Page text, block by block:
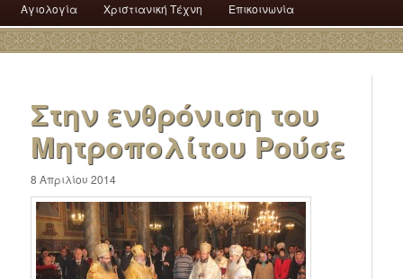
Αγιολογία Χριστιανική Τέχνη Επικοινωνία
Στην ενθρόνιση του
Μητροπολίτου Ρούσε
8 Απριλίου 2014